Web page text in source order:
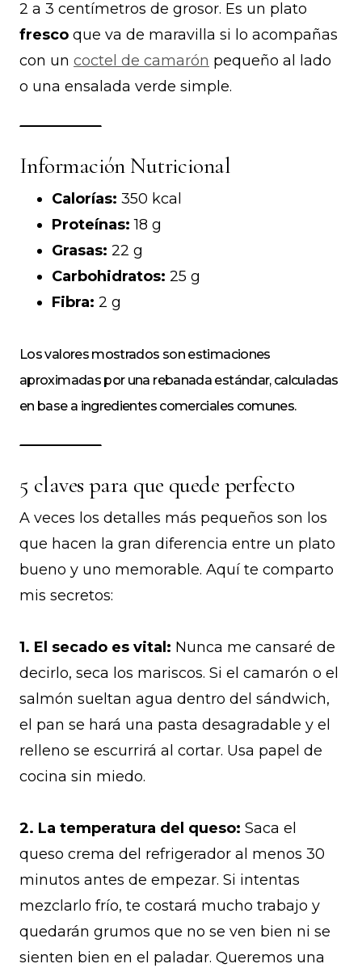
2 a 3 centímetros de grosor. Es un plato
fresco que va de maravilla si lo acompañas
con un coctel de camarón pequeño al lado
o una ensalada verde simple.
Información Nutricional
Calorías: 350 kcal
Proteínas: 18 g
Grasas: 22 g
Carbohidratos: 25 g
Fibra: 2 g
Los valores mostrados son estimaciones
aproximadas por una rebanada estándar, calculadas
en base a ingredientes comerciales comunes.
5 claves para que quede perfecto
A veces los detalles más pequeños son los
que hacen la gran diferencia entre un plato
bueno y uno memorable. Aquí te comparto
mis secretos:
1. El secado es vital: Nunca me cansaré de
decirlo, seca los mariscos. Si el camarón o el
salmón sueltan agua dentro del sándwich,
el pan se hará una pasta desagradable y el
relleno se escurrirá al cortar. Usa papel de
cocina sin miedo.
2. La temperatura del queso: Saca el
queso crema del refrigerador al menos 30
minutos antes de empezar. Si intentas
mezclarlo frío, te costará mucho trabajo y
quedarán grumos que no se ven bien ni se
sienten bien en el paladar. Queremos una